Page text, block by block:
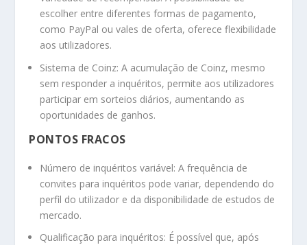
escolher entre diferentes formas de pagamento,
como PayPal ou vales de oferta, oferece flexibilidade
aos utilizadores.
Sistema de Coinz: A acumulação de Coinz, mesmo
sem responder a inquéritos, permite aos utilizadores
participar em sorteios diários, aumentando as
oportunidades de ganhos.
PONTOS FRACOS
Número de inquéritos variável: A frequência de
convites para inquéritos pode variar, dependendo do
perfil do utilizador e da disponibilidade de estudos de
mercado.
Qualificação para inquéritos: É possível que, após